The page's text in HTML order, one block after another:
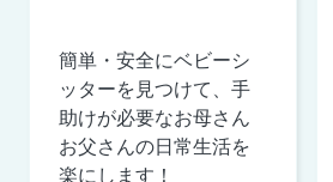
簡単・安全にベビーシ
ッターを見つけて、手
助けが必要なお母さん
お父さんの日常生活を
楽にします！